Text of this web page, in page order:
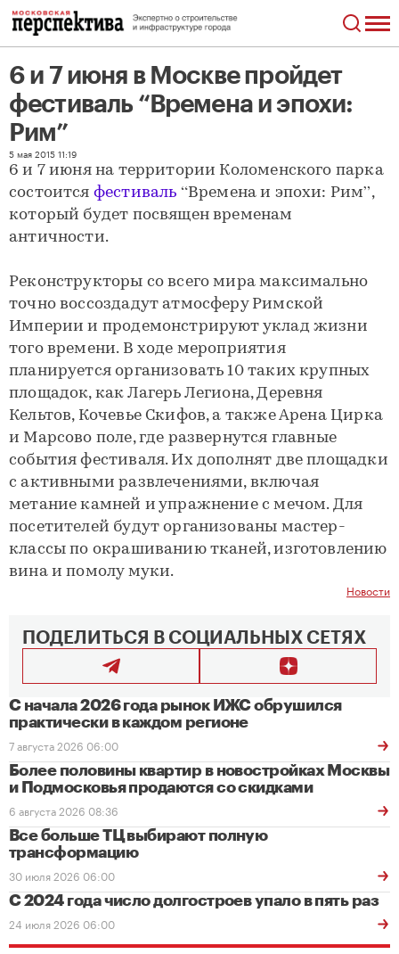
6 и 7 июня в Москве пройдет
фестиваль “Времена и эпохи:
Рим”
5 мая 2015 11:19
6 и 7 июня на территории Коломенского парка
состоится фестиваль “Времена и эпохи: Рим”,
который будет посвящен временам
античности.
Реконструкторы со всего мира максимально
точно воссоздадут атмосферу Римской
Империи и продемонстрируют уклад жизни
того времени. В ходе мероприятия
планируется организовать 10 таких крупных
площадок, как Лагерь Легиона, Деревня
Кельтов, Кочевье Скифов, а также Арена Цирка
и Марсово поле, где развернутся главные
события фестиваля. Их дополнят две площадки
с активными развлечениями, включая
метание камней и упражнение с мечом. Для
посетителей будут организованы мастер-
классы по окрашиванию тканей, изготовлению
вина и помолу муки.
Новости
ПОДЕЛИТЬСЯ В СОЦИАЛЬНЫХ СЕТЯХ
С начала 2026 года рынок ИЖС обрушился
практически в каждом регионе
7 августа 2026 06:00
Более половины квартир в новостройках Москвы
и Подмосковья продаются со скидками
6 августа 2026 08:36
Все больше ТЦ выбирают полную
трансформацию
30 июля 2026 06:00
С 2024 года число долгостроев упало в пять раз
24 июля 2026 06:00